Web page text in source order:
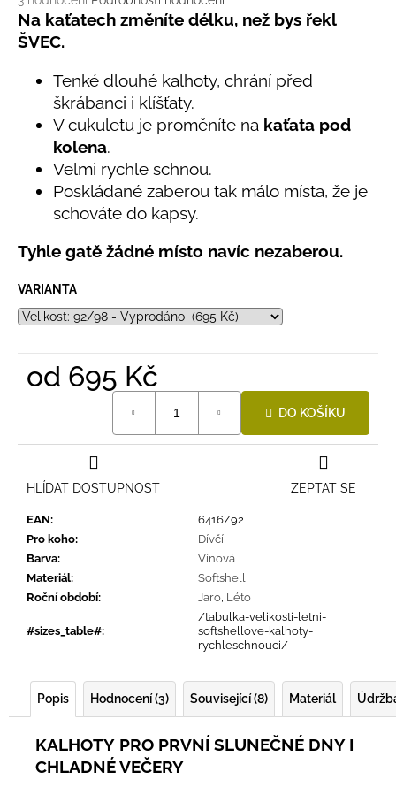
hodnocení
produktu
je
hvězdiček.
Na kaťatech změníte délku, než bys řekl
ŠVEC.
Tenké dlouhé kalhoty, chrání před
škrábanci i klíšťaty.
V cukuletu je proměníte na kaťata pod
kolena.
Velmi rychle schnou.
Poskládané zaberou tak málo místa, že je
schováte do kapsy.
Tyhle gatě žádné místo navíc nezaberou.
VARIANTA
od 695 Kč
DO KOŠÍKU
EAN:
6416/92
Pro koho:
Dívčí
Barva:
Vínová
Materiál:
Softshell
Roční období: Jaro, Léto
#sizes_table#:
/tabulka-velikosti-letni-
softshellove-kalhoty-
rychleschnouci/
ZEPTAT SE
HLÍDAT DOSTUPNOST
Popis Hodnocení (3) Související (8) Materiál
KALHOTY PRO PRVNÍ SLUNEČNÉ DNY I
CHLADNÉ VEČERY
u
j
LETNÍ
ČEPICE
SVĚTLE
395
Kč